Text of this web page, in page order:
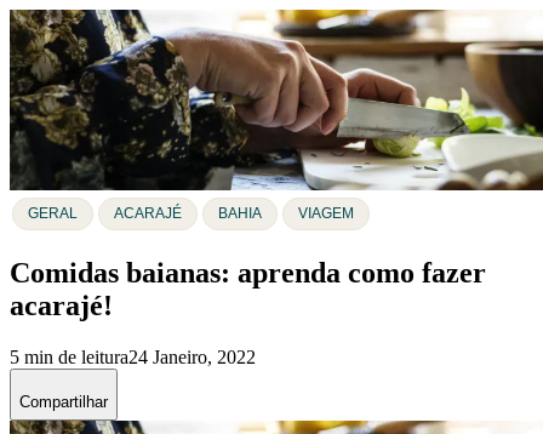
GERAL ACARAJÉ BAHIA VIAGEM
Comidas baianas: aprenda como fazer
acarajé!
5 min de leitura24 Janeiro, 2022
Compartilhar